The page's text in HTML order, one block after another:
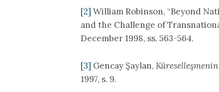
[2] William Robinson, “Beyond
and the Challenge of
December 1998, ss. 563-564.
[3] Gencay Şaylan,
1997, s. 9.